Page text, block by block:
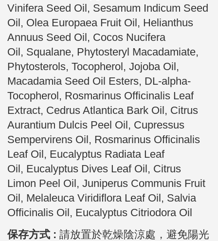
Vinifera Seed Oil, Sesamum Indicum Seed
Oil, Olea Europaea Fruit Oil, Helianthus
Annuus Seed Oil, Cocos Nucifera
Oil, Squalane, Phytosteryl Macadamiate,
Phytosterols, Tocopherol, Jojoba Oil,
Macadamia Seed Oil Esters, DL-alpha-
Tocopherol, Rosmarinus Officinalis Leaf
Extract, Cedrus Atlantica Bark Oil, Citrus
Aurantium Dulcis Peel Oil, Cupressus
Sempervirens Oil, Rosmarinus Officinalis
Leaf Oil, Eucalyptus Radiata Leaf
Oil, Eucalyptus Dives Leaf Oil, Citrus
Limon Peel Oil, Juniperus Communis Fruit
Oil, Melaleuca Viridiflora Leaf Oil, Salvia
Officinalis Oil, Eucalyptus Citriodora Oil
保存方式 : 請放置於乾燥陰涼處，避免陽光